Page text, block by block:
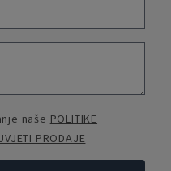
naše POLITIKE
PRODAJE